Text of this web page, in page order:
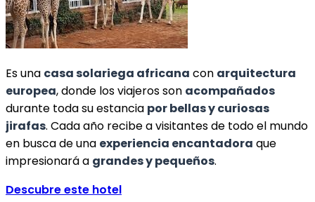
Es una casa solariega africana con arquitectura
europea, donde los viajeros son acompañados
durante toda su estancia por bellas y curiosas
jirafas. Cada año recibe a visitantes de todo el mundo
en busca de una experiencia encantadora que
impresionará a grandes y pequeños.
Descubre este hotel